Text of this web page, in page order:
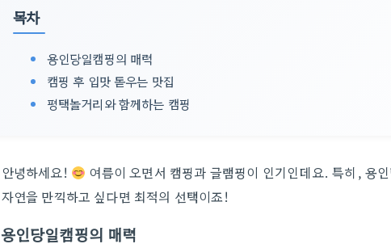
목차
용인당일캠핑의 매력
캠핑 후 입맛 돋우는 맛집
평택놀거리와 함께하는 캠핑
안녕하세요!
여름이 오면서 캠핑과 글램핑이 인기인데요. 특히, 용
자연을 만끽하고 싶다면 최적의 선택이죠!
용인당일캠핑의 매력